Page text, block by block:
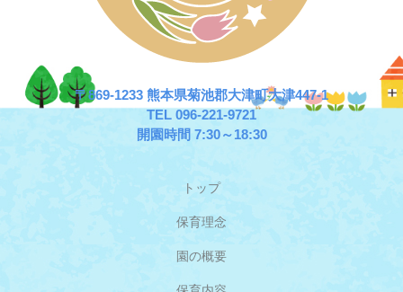
〒869-1233 熊本県菊池郡大津町大津447-1
TEL 096-221-9721
開園時間 7:30～18:30
トップ
保育理念
園の概要